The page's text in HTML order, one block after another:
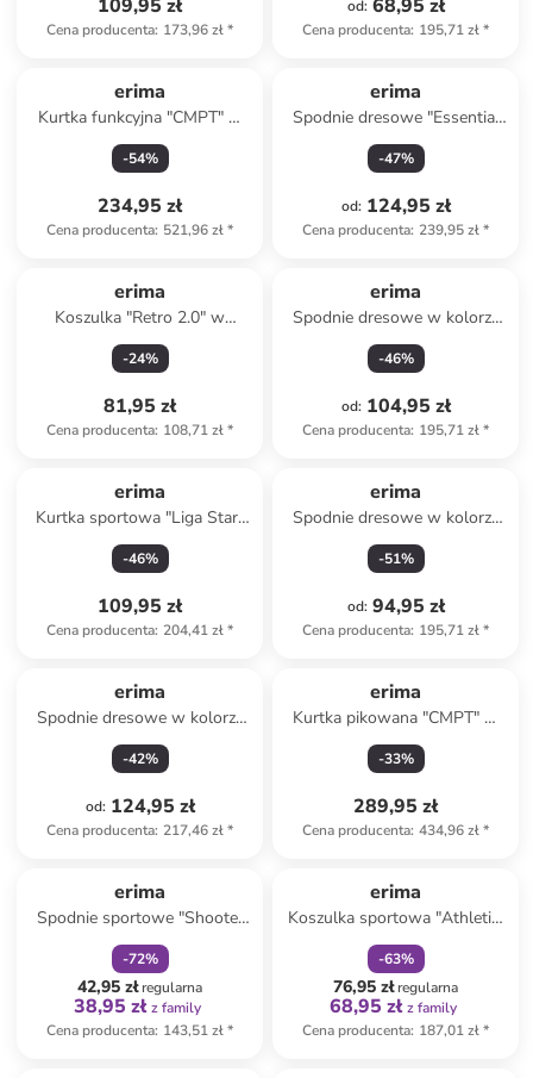
109,95 zł
Cena producenta: 173,96 zł*
od: 68,95 zł
Cena producenta: 195,71 zł*
erima
Kurtka funkcyjna "CMPT" w
kolorze granatowym
-54%
234,95 zł
Cena producenta: 521,96 zł*
erima
Spodnie dresowe "Essential
Team" w kolorze czarnym
-47%
od: 124,95 zł
Cena producenta: 239,95 zł*
erima
Koszulka "Retro 2.0" w
kolorze jasnoróżowym
-24%
81,95 zł
Cena producenta: 108,71 zł*
erima
Spodnie dresowe w kolorze
czarnym
-46%
od: 104,95 zł
Cena producenta: 195,71 zł*
erima
Kurtka sportowa "Liga Star"
w kolorze czarnym
-46%
109,95 zł
Cena producenta: 204,41 zł*
erima
Spodnie dresowe w kolorze
szarym
-51%
od: 94,95 zł
Cena producenta: 195,71 zł*
erima
Spodnie dresowe w kolorze
czarnym
-42%
od: 124,95 zł
Cena producenta: 217,46 zł*
erima
Kurtka pikowana "CMPT" w
kolorze niebieskim
-33%
289,95 zł
Cena producenta: 434,96 zł*
erima
Spodnie sportowe "Shooter
2.0" w kolorze czarnym
-72%
42,95 złregularna
38,95 zł z family
Cena producenta: 143,51 zł*
erima
Koszulka sportowa "Athletic"
w kolorze czarnym
-63%
76,95 złregularna
68,95 zł z family
Cena producenta: 187,01 zł*